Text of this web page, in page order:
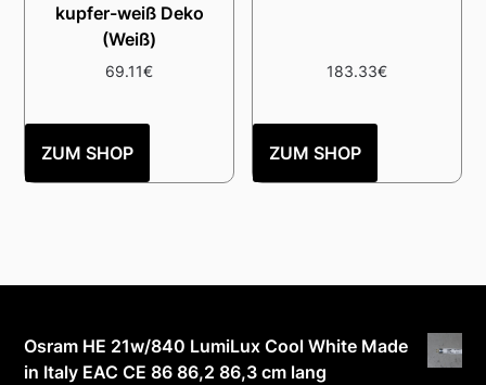
kupfer-weiß Deko
(Weiß)
69.11€
ZUM SHOP
183.33€
ZUM SHOP
Osram HE 21w/840 LumiLux Cool White Made
in Italy EAC CE 86 86,2 86,3 cm lang